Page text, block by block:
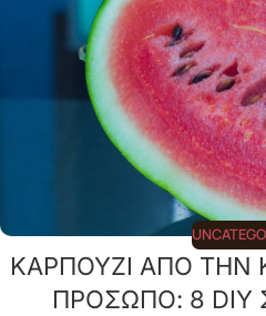
ΚΑΡΠΟΥΖΙ ΑΠΟ ΤΗΝ
ΠΡΟΣΩΠΟ: 8 DIY